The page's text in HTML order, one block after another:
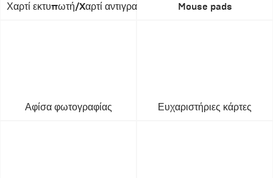
Χαρτί εκτυπωτή/Xαρτί αντιγραφής Mouse pads
Αφίσα φωτογραφίας Ευχαριστήριες κάρτες